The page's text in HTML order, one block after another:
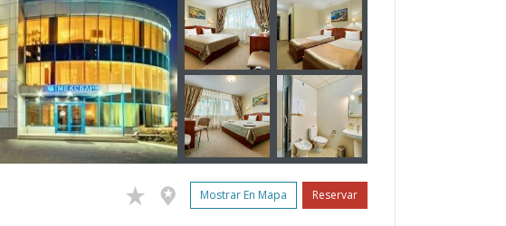
Mostrar En Mapa Reservar